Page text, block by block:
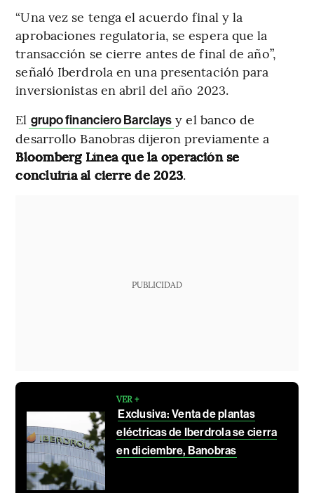
“Una vez se tenga el acuerdo final y la
aprobaciones regulatoria, se espera que la
transacción se cierre antes de final de año”,
señaló Iberdrola en una presentación para
inversionistas en abril del año 2023.
El grupo financiero Barclays y el banco de
desarrollo Banobras dijeron previamente a
Bloomberg Línea que la operación se
concluiría al cierre de 2023.
PUBLICIDAD
VER +
Exclusiva: Venta de plantas
eléctricas de Iberdrola se cierra
en diciembre, Banobras